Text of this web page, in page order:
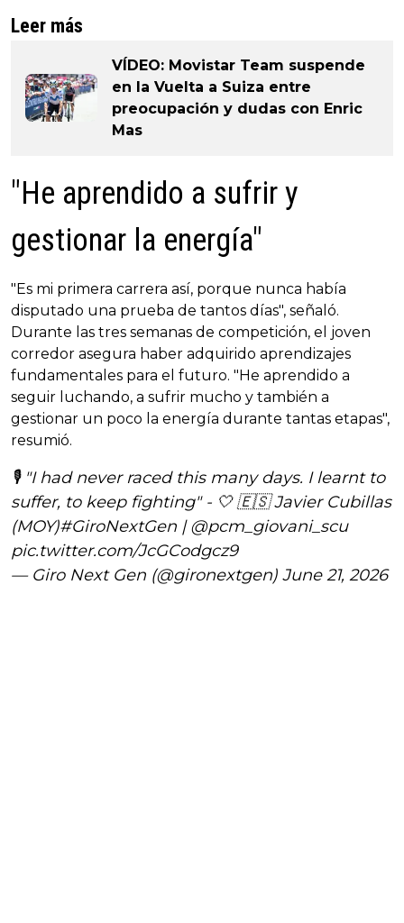
Leer más
VÍDEO: Movistar Team suspende
en la Vuelta a Suiza entre
preocupación y dudas con Enric
Mas
"He aprendido a sufrir y
gestionar la energía"
"Es mi primera carrera así, porque nunca había
disputado una prueba de tantos días", señaló.
Durante las tres semanas de competición, el joven
corredor asegura haber adquirido aprendizajes
fundamentales para el futuro. "He aprendido a
seguir luchando, a sufrir mucho y también a
gestionar un poco la energía durante tantas etapas",
resumió.
🎙️ "I had never raced this many days. I learnt to
suffer, to keep fighting" - 🤍 🇪🇸 Javier Cubillas
(MOY)#GiroNextGen |@pcm_giovani_scu
pic.twitter.com/JcGCodgcz9
— Giro Next Gen (@gironextgen) June 21, 2026